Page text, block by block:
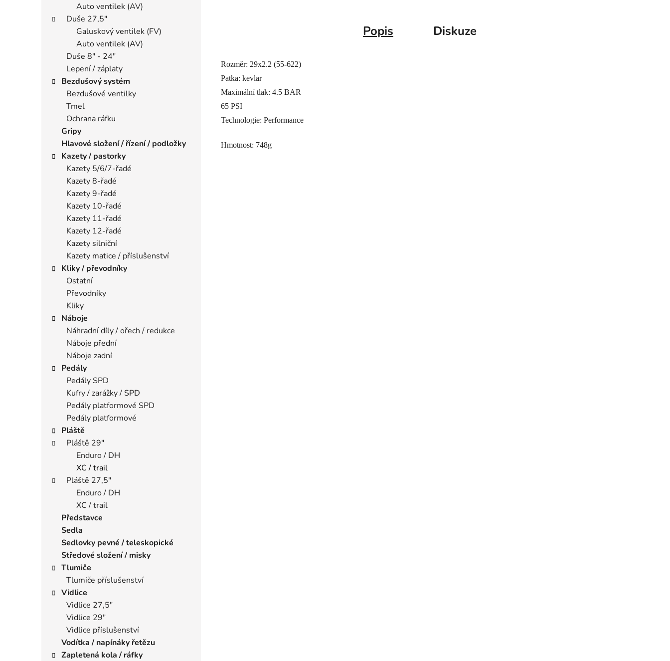
Auto ventilek (AV)
Duše 27,5"
Galuskový ventilek (FV)
Auto ventilek (AV)
Duše 8" - 24"
Lepení / záplaty
Bezdušový systém
Bezdušové ventilky
Tmel
Ochrana ráfku
Gripy
Hlavové složení / řízení / podložky
Kazety / pastorky
Kazety 5/6/7-řadé
Kazety 8-řadé
Kazety 9-řadé
Kazety 10-řadé
Kazety 11-řadé
Kazety 12-řadé
Kazety silniční
Kazety matice / příslušenství
Kliky / převodníky
Ostatní
Převodníky
Kliky
Náboje
Náhradní díly / ořech / redukce
Náboje přední
Náboje zadní
Pedály
Pedály SPD
Kufry / zarážky / SPD
Pedály platformové SPD
Pedály platformové
Pláště
Pláště 29"
Enduro / DH
XC / trail
Pláště 27,5"
Enduro / DH
XC / trail
Představce
Sedla
Sedlovky pevné / teleskopické
Středové složení / misky
Tlumiče
Tlumiče příslušenství
Vidlice
Vidlice 27,5"
Vidlice 29"
Vidlice příslušenství
Vodítka / napínáky řetězu
Zapletená kola / ráfky
Popis Diskuze
Rozměr: 29x2.2 (55-622)
Patka: kevlar
Maximální tlak: 4.5 BAR
65 PSI
Technologie: Performance
Hmotnost: 748g